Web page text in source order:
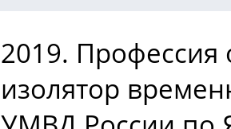
2019. Профессия
изолятор